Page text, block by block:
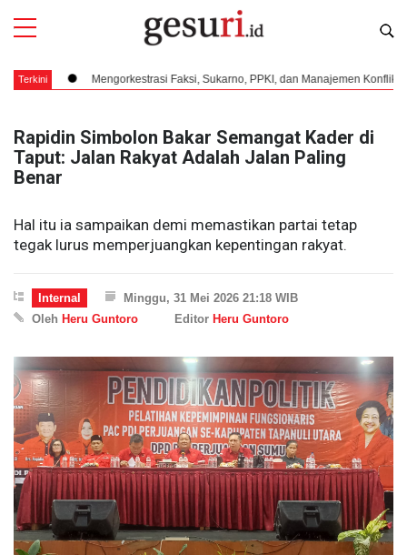
TerkiniMengorkestrasi Faksi, Sukarno, PPKI, dan Manajemen Konflik Internal
Rapidin Simbolon Bakar Semangat Kader di
Taput: Jalan Rakyat Adalah Jalan Paling
Benar
Hal itu ia sampaikan demi memastikan partai tetap
tegak lurus memperjuangkan kepentingan rakyat.
Internal
Minggu, 31 Mei 2026 21:18 WIB
Oleh Heru Guntoro Editor Heru Guntoro